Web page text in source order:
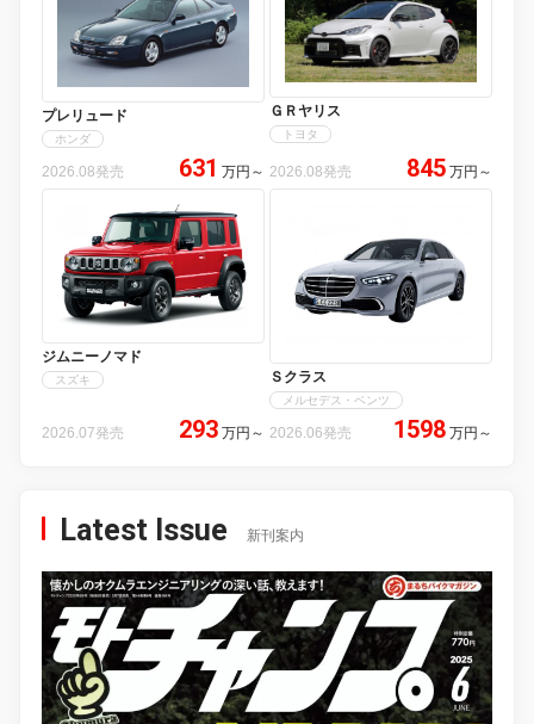
プレリュード
ホンダ
2026.08発売 631 万円 ～
ＧＲヤリス
トヨタ
2026.08発売 845 万円 ～
ジムニーノマド
スズキ
2026.07発売 293 万円 ～
Ｓクラス
メルセデス・ベンツ
2026.06発売 1598 万円 ～
Latest Issue 新刊案内